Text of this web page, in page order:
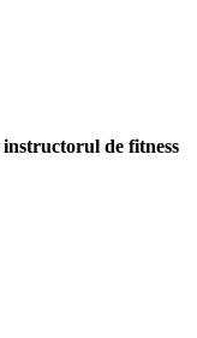
de fitness